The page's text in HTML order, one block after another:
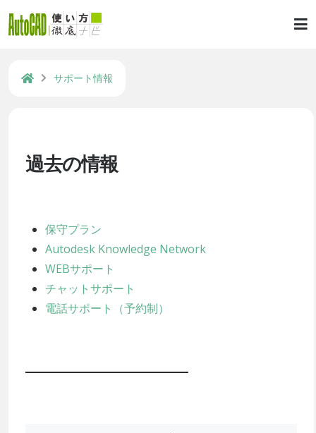
サポート情報
過去の情報
保守プラン
Autodesk Knowledge Network
WEBサポート
チャットサポート
電話サポート（予約制）